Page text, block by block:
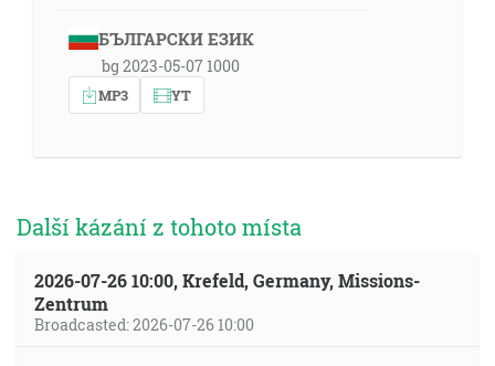
БЪЛГАРСКИ ЕЗИК
bg 2023-05-07 1000
MP3 YT
Další kázání z tohoto místa
2026-07-26 10:00, Krefeld, Germany, Missions-
Zentrum
Broadcasted: 2026-07-26 10:00